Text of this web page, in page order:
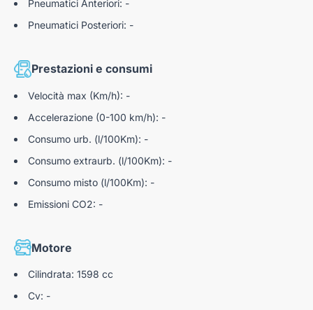
Pneumatici Anteriori: -
Pneumatici Posteriori: -
Prestazioni e consumi
Velocità max (Km/h): -
Accelerazione (0-100 km/h): -
Consumo urb. (l/100Km): -
Consumo extraurb. (l/100Km): -
Consumo misto (l/100Km): -
Emissioni CO2: -
Motore
Cilindrata: 1598 cc
Cv: -